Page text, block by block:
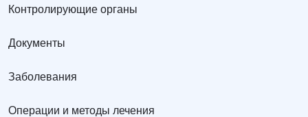
Контролирующие органы
Документы
Заболевания
Операции и методы лечения